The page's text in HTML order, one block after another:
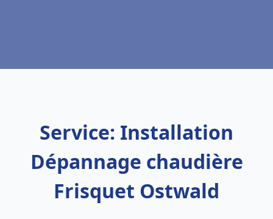
Service: Installation
Dépannage chaudière
Frisquet Ostwald